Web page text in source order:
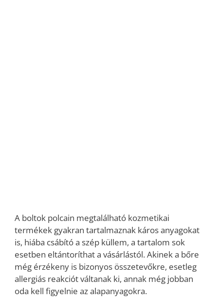
A boltok polcain megtalálható kozmetikai
termékek gyakran tartalmaznak káros anyagokat
is, hiába csábító a szép küllem, a tartalom sok
esetben eltántoríthat a vásárlástól. Akinek a bőre
még érzékeny is bizonyos összetevőkre, esetleg
allergiás reakciót váltanak ki, annak még jobban
oda kell figyelnie az alapanyagokra.